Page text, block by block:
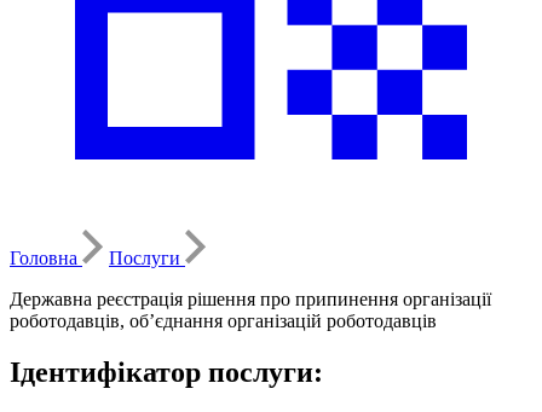
Головна
Послуги
Державна реєстрація рішення про припинення організації
роботодавців, об’єднання організацій роботодавців
Ідентифікатор послуги: